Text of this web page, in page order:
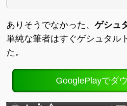
ありそうでなかった、ゲシュ
単純な筆者はすぐゲシュタル
た。
GooglePlayでダ